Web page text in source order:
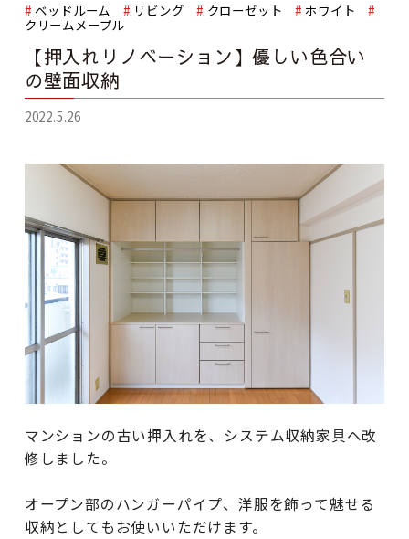
ベッドルーム リビング クローゼット
ホワイト
クリームメープル
【押入れリノベーション】優しい色合い
の壁面収納
2022.5.26
マンションの古い押入れを、システム収納家具ヘ改
修しました。
オープン部のハンガーパイプ、洋服を飾って魅せる
収納としてもお使いいただけます。